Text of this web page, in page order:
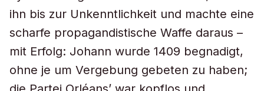
ihn bis zur Unkenntlichkeit und machte eine
scharfe propagandistische Waffe daraus –
mit Erfolg: Johann wurde 1409 begnadigt,
ohne je um Vergebung gebeten zu haben;